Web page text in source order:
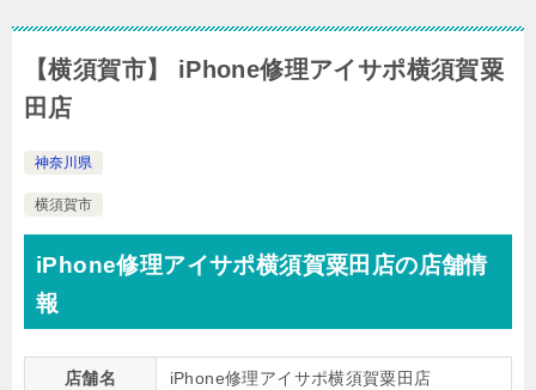
【横須賀市】 iPhone修理アイサポ横須賀粟
田店
神奈川県
横須賀市
iPhone修理アイサポ横須賀粟田店の店舗情
報
店舗名 iPhone修理アイサポ横須賀粟田店